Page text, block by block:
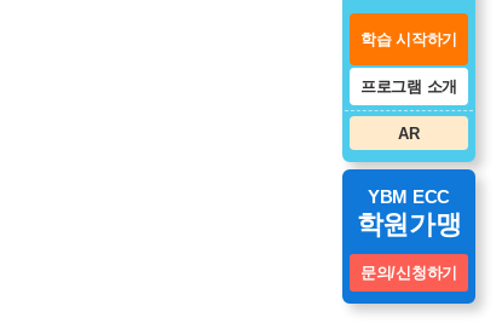
학습 시작하기
프로그램 소개
AR
YBM ECC
학원가맹
문의/신청하기